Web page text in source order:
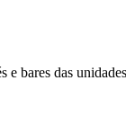
bares das